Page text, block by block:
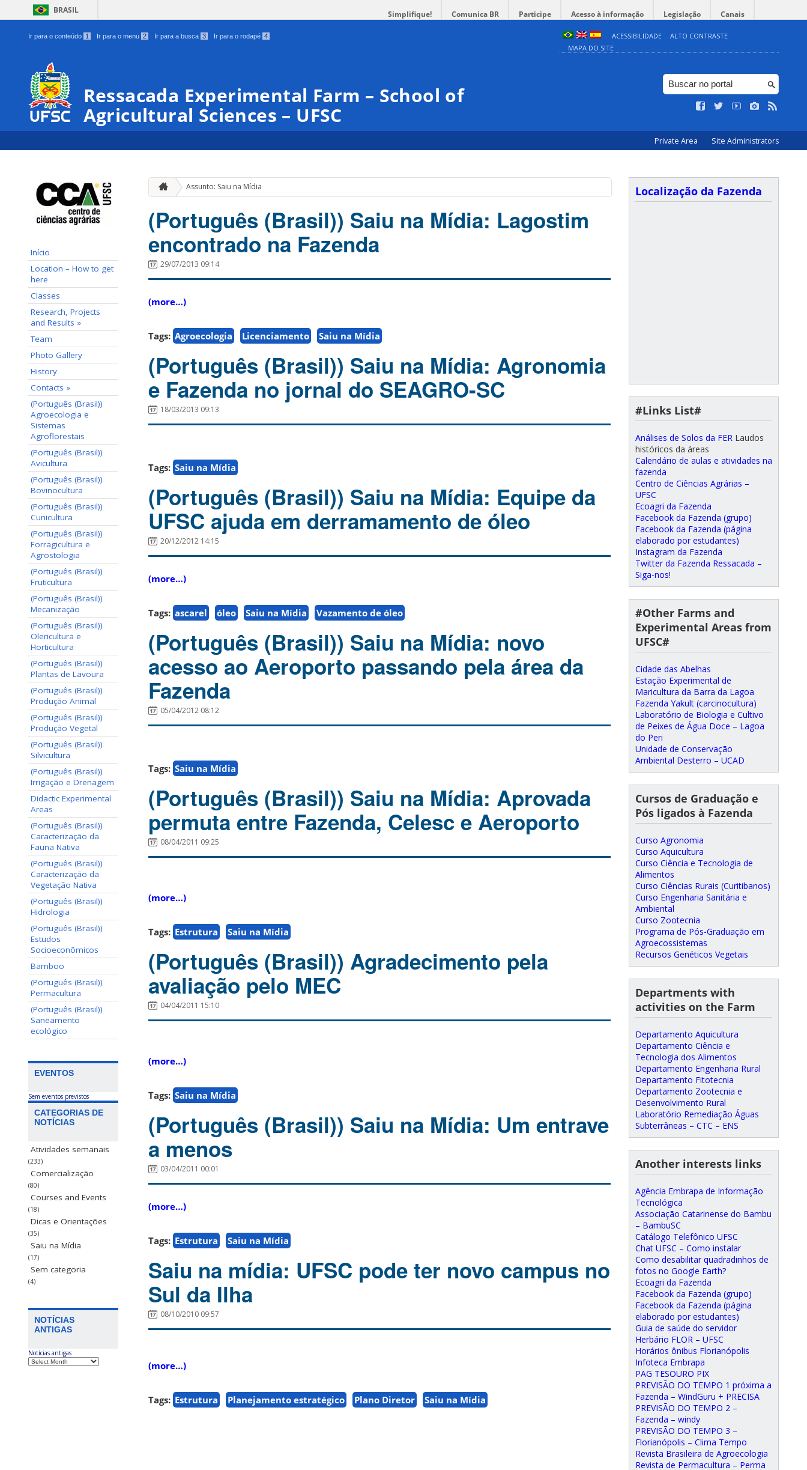
BRASIL Simplifique! Comunica BR Participe Acesso à informação Legislação Canais
Ir para o conteúdo 1 Ir para o menu 2 Ir para a busca 3 Ir para o rodapé 4 ACESSIBILIDADE
ALTO CONTRASTE
MAPA DO SITE
Ressacada Experimental Farm – School of
Agricultural Sciences – UFSC
Private Area Site Administrators
Início
Location – How to get
here
Classes
Research, Projects
and Results »
Team
Photo Gallery
History
Contacts »
(Português (Brasil))
Agroecologia e
Sistemas
Agroflorestais
(Português (Brasil))
Avicultura
(Português (Brasil))
Bovinocultura
(Português (Brasil))
Cunicultura
(Português (Brasil))
Forragicultura e
Agrostologia
(Português (Brasil))
Fruticultura
(Português (Brasil))
Mecanização
(Português (Brasil))
Olericultura e
Horticultura
(Português (Brasil))
Plantas de Lavoura
(Português (Brasil))
Produção Animal
(Português (Brasil))
Produção Vegetal
(Português (Brasil))
Silvicultura
(Português (Brasil))
Irrigação e Drenagem
Didactic Experimental
Areas
(Português (Brasil))
Caracterização da
Fauna Nativa
(Português (Brasil))
Caracterização da
Vegetação Nativa
(Português (Brasil))
Hidrologia
(Português (Brasil))
Estudos
Socioeconômicos
Bamboo
(Português (Brasil))
Permacultura
(Português (Brasil))
Saneamento
ecológico
EVENTOS
Sem eventos previstos
CATEGORIAS DE
NOTÍCIAS
Atividades semanais
(233)
Comercialização
(80)
Courses and Events
(18)
Dicas e Orientações
(35)
Saiu na Mídia
(17)
Sem categoria
(4)
NOTÍCIAS
ANTIGAS
Notícias antigas
Assunto: Saiu na Mídia
(Português (Brasil)) Saiu na Mídia: Lagostim
encontrado na Fazenda
29/07/2013 09:14
(more…)
Tags: Agroecologia Licenciamento Saiu na Mídia
(Português (Brasil)) Saiu na Mídia: Agronomia
e Fazenda no jornal do SEAGRO-SC
18/03/2013 09:13
Tags: Saiu na Mídia
(Português (Brasil)) Saiu na Mídia: Equipe da
UFSC ajuda em derramamento de óleo
20/12/2012 14:15
(more…)
Tags: ascarel óleo Saiu na Mídia Vazamento de óleo
(Português (Brasil)) Saiu na Mídia: novo
acesso ao Aeroporto passando pela área da
Fazenda
05/04/2012 08:12
Tags: Saiu na Mídia
(Português (Brasil)) Saiu na Mídia: Aprovada
permuta entre Fazenda, Celesc e Aeroporto
08/04/2011 09:25
(more…)
Tags: Estrutura Saiu na Mídia
(Português (Brasil)) Agradecimento pela
avaliação pelo MEC
04/04/2011 15:10
(more…)
Tags: Saiu na Mídia
(Português (Brasil)) Saiu na Mídia: Um entrave
a menos
03/04/2011 00:01
(more…)
Tags: Estrutura Saiu na Mídia
Saiu na mídia: UFSC pode ter novo campus no
Sul da Ilha
08/10/2010 09:57
(more…)
Tags: Estrutura Planejamento estratégico Plano Diretor Saiu na Mídia
Localização da Fazenda
#Links List#
Análises de Solos da FER Laudos
históricos da áreas
Calendário de aulas e atividades na
fazenda
Centro de Ciências Agrárias –
UFSC
Ecoagri da Fazenda
Facebook da Fazenda (grupo)
Facebook da Fazenda (página
elaborado por estudantes)
Instagram da Fazenda
Twitter da Fazenda Ressacada –
Siga-nos!
#Other Farms and
Experimental Areas from
UFSC#
Cidade das Abelhas
Estação Experimental de
Maricultura da Barra da Lagoa
Fazenda Yakult (carcinocultura)
Laboratório de Biologia e Cultivo
de Peixes de Água Doce – Lagoa
do Peri
Unidade de Conservação
Ambiental Desterro – UCAD
Cursos de Graduação e
Pós ligados à Fazenda
Curso Agronomia
Curso Aquicultura
Curso Ciência e Tecnologia de
Alimentos
Curso Ciências Rurais (Curitibanos)
Curso Engenharia Sanitária e
Ambiental
Curso Zootecnia
Programa de Pós-Graduação em
Agroecossistemas
Recursos Genéticos Vegetais
Departments with
activities on the Farm
Departamento Aquicultura
Departamento Ciência e
Tecnologia dos Alimentos
Departamento Engenharia Rural
Departamento Fitotecnia
Departamento Zootecnia e
Desenvolvimento Rural
Laboratório Remediação Águas
Subterrâneas – CTC – ENS
Another interests links
Agência Embrapa de Informação
Tecnológica
Associação Catarinense do Bambu
– BambuSC
Catálogo Telefônico UFSC
Chat UFSC – Como instalar
Como desabilitar quadradinhos de
fotos no Google Earth?
Ecoagri da Fazenda
Facebook da Fazenda (grupo)
Facebook da Fazenda (página
elaborado por estudantes)
Guia de saúde do servidor
Herbário FLOR – UFSC
Horários ônibus Florianópolis
Infoteca Embrapa
PAG TESOURO PIX
PREVISÃO DO TEMPO 1 próxima a
Fazenda – WindGuru + PRECISA
PREVISÃO DO TEMPO 2 –
Fazenda – windy
PREVISÃO DO TEMPO 3 –
Florianópolis – Clima Tempo
Revista Brasileira de Agroecologia
Revista de Permacultura – Perma